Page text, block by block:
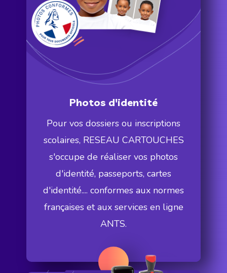
Photos d'identité
Pour vos dossiers ou inscriptions
scolaires, RESEAU CARTOUCHES
s'occupe de réaliser vos photos
d'identité, passeports, cartes
d'identité.... conformes aux normes
françaises et aux services en ligne
ANTS.